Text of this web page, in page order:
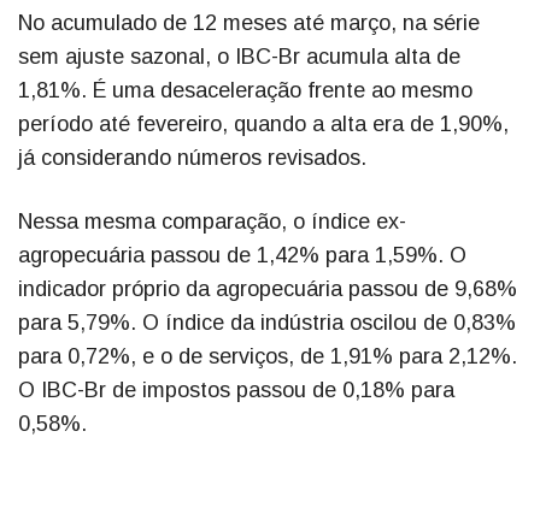
No acumulado de 12 meses até março, na série
sem ajuste sazonal, o IBC-Br acumula alta de
1,81%. É uma desaceleração frente ao mesmo
período até fevereiro, quando a alta era de 1,90%,
já considerando números revisados.
Nessa mesma comparação, o índice ex-
agropecuária passou de 1,42% para 1,59%. O
indicador próprio da agropecuária passou de 9,68%
para 5,79%. O índice da indústria oscilou de 0,83%
para 0,72%, e o de serviços, de 1,91% para 2,12%.
O IBC-Br de impostos passou de 0,18% para
0,58%.